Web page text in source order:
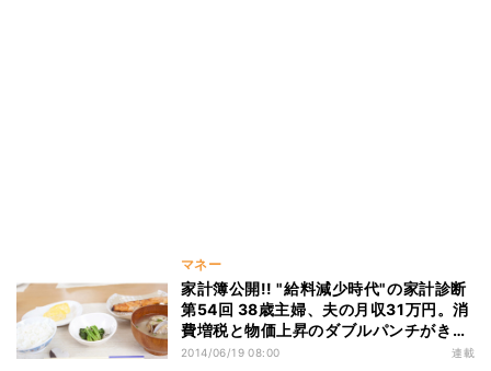
マネー
家計簿公開!! "給料減少時代"の家計診断
第54回 38歳主婦、夫の月収31万円。消
費増税と物価上昇のダブルパンチがきい
てきた…
2014/06/19 08:00 連載